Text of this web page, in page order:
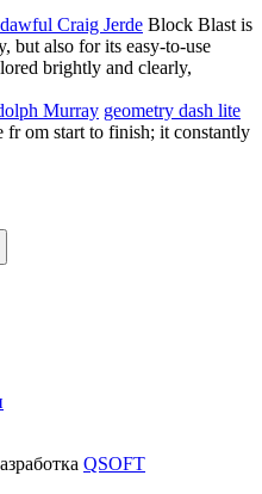
Craig Jerde Block Blast is
but also for its easy-to-use
brightly and clearly,
Murray geometry dash lite
fr om start to finish; it constantly
QSOFT